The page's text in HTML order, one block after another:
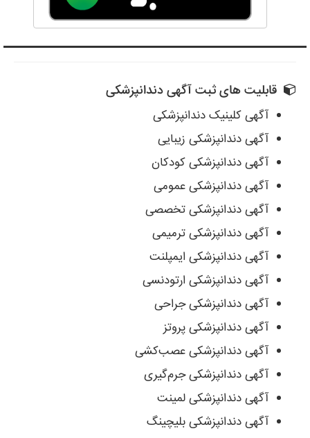
قابلیت های ثبت آگهی دندانپزشکی
آگهی کلینیک دندانپزشکی
آگهی دندانپزشکی زیبایی
آگهی دندانپزشکی کودکان
آگهی دندانپزشکی عمومی
آگهی دندانپزشکی تخصصی
آگهی دندانپزشکی ترمیمی
آگهی دندانپزشکی ایمپلنت
آگهی دندانپزشکی ارتودنسی
آگهی دندانپزشکی جراحی
آگهی دندانپزشکی پروتز
آگهی دندانپزشکی عصب‌کشی
آگهی دندانپزشکی جرم‌گیری
آگهی دندانپزشکی لمینت
آگهی دندانپزشکی بلیچینگ